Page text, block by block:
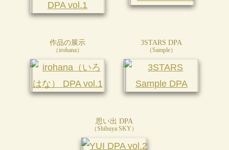
作品の展示
（irohana）
3STARS DPA
（Sample）
思い出 DPA
（Shibuya SKY）